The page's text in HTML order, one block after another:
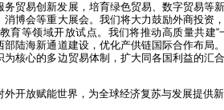
贸易创新发展，培育绿色贸易、数字贸易等
博会等重大展会。我们将大力鼓励外商投资
育等领域开放试点。我们将推动高质量共建“
陆海新通道建设，优化产供链国际合作布局
核心的多边贸易体制，扩大同各国利益的汇
开放赋能世界，为全球经济复苏与发展提供新